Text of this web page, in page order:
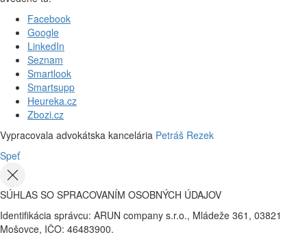
Facebook
Google
LinkedIn
Seznam
Smartlook
Smartsupp
Heureka.cz
Zbozi.cz
Vypracovala advokátska kancelária Petráš Rezek
Speť
SÚHLAS SO SPRACOVANÍM OSOBNÝCH ÚDAJOV
Identifikácia správcu: ARUN company s.r.o., Mládeže 361, 03821
Mošovce, IČO: 46483900.